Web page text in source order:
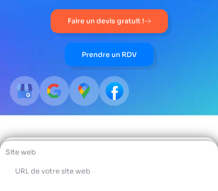
Faire un devis gratuit !
Prendre un RDV
Site web